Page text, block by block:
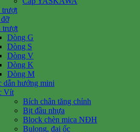
trượt
trượt
Dòng G
Dòng S
Dòng V
Dòng K
Dòng M
dẫn hướng mini
Vít
Bích chân tăng chỉnh
Bịt đầu nhựa
Block chèn mica NĐH
Bulong, đai ốc